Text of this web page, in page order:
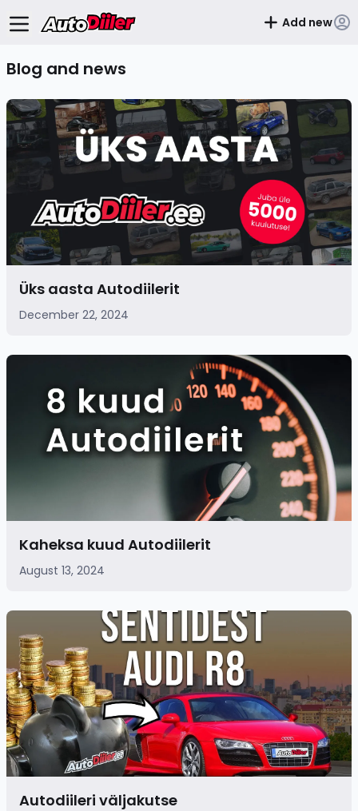
Add new
Blog and news
Üks aasta Autodiilerit
December 22, 2024
Kaheksa kuud Autodiilerit
August 13, 2024
Autodiileri väljakutse